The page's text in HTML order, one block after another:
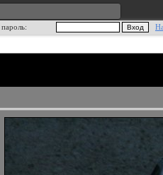
пароль: